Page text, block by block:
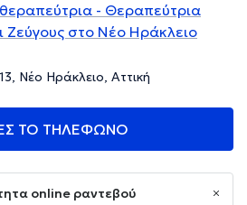
- Θεραπεύτρια
Ζεύγους στο Νέο Ηράκλειο
Νέο Ηράκλειο, Αττική
ΤΟ ΤΗΛΕΦΩΝΟ
online ραντεβού